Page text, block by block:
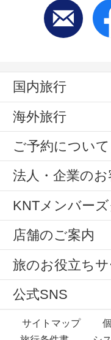
国内旅行
海外旅行
ご予約について
法人・企業のお
KNTメンバー
店舗のご案内
旅のお役立ち
公式SNS
サイトマップ